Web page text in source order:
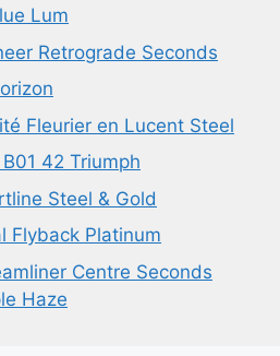
Lum
Retrograde Seconds
Fleurier en Lucent Steel
42 Triumph
Steel & Gold
Flyback Platinum
Centre Seconds
Haze